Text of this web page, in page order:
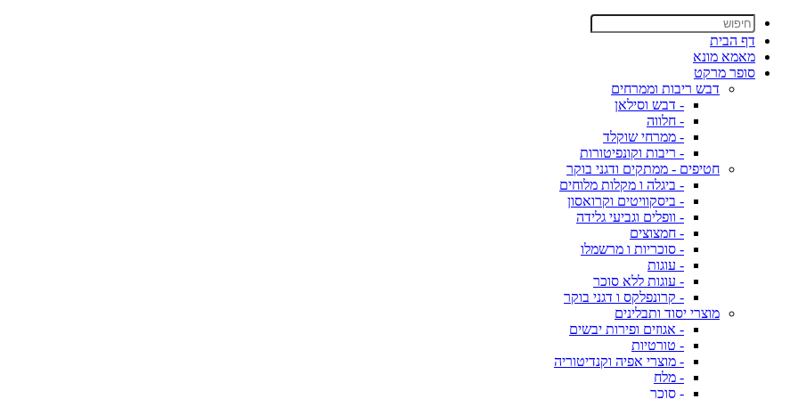
דף הבית
מאמא מונא
סופר מרקט
דבש ריבות וממרחים
- דבש וסילאן
- חלווה
- ממרחי שוקלד
- ריבות וקונפיטורות
חטיפים - ממתקים ודגני בוקר
- ביגלה ו מקלות מלוחים
- ביסקוויטים וקרואסון
- וופלים וגביעי גלידה
- חמצוצים
- סוכריות ו מרשמלו
- עוגות
- עוגות ללא סוכר
- קרונפלקס ו דגני בוקר
מוצרי יסוד ותבלינים
- אגוזים ופירות יבשים
- טורטיות
- מוצרי אפיה וקנדיטוריה
- מלח
- סוכר